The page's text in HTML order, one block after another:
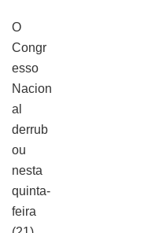
O
Congr
esso
Nacion
al
derrub
ou
nesta
quinta-
feira